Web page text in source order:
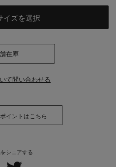
シェアする
イズを選択
在庫
て問い合わせる
イントはこちら